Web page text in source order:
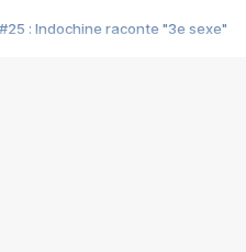
#25 : Indochine raconte "3e sexe"